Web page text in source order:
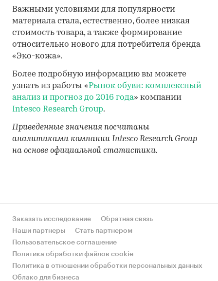
Важными условиями для популярности
материала стала, естественно, более низкая
стоимость товара, а также формирование
относительно нового для потребителя бренда
«Эко-кожа».
Более подробную информацию вы можете
узнать из работы «Рынок обуви: комплексный
анализ и прогноз до 2016 года» компании
Intesco Research Group.
Приведенные значения посчитаны
аналитиками компании Intesco Research Group
на основе официальной статистики.
Заказать исследование
Обратная связь
Наши партнеры
Стать партнером
Пользовательское соглашение
Политика обработки файлов cookie
Политика в отношении обработки персональных данных
Облако для бизнеса